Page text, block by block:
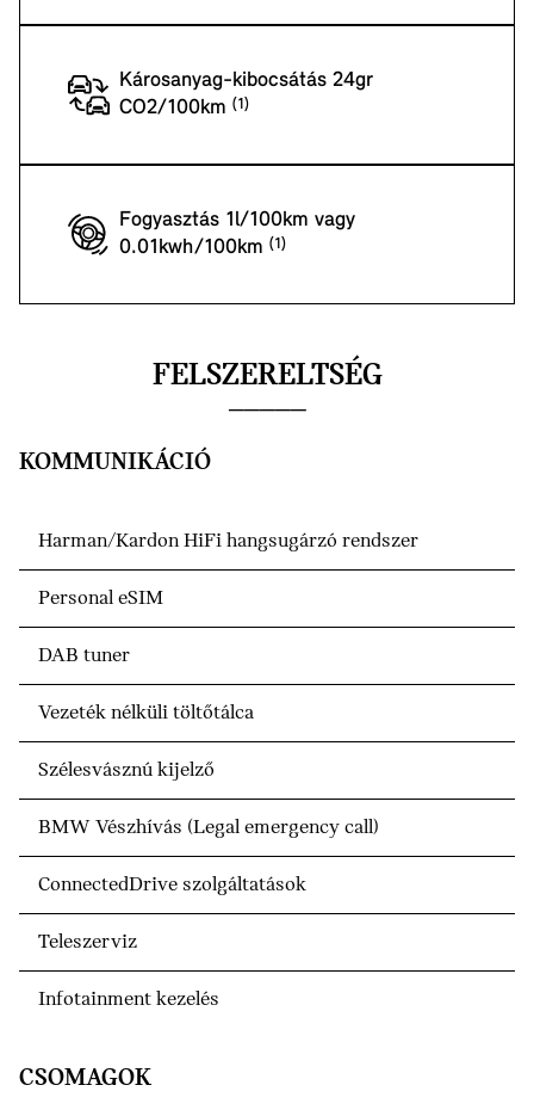
Károsanyag-kibocsátás 24gr
CO2/100km
Fogyasztás 1l/100km vagy
0.01kwh/100km
FELSZERELTSÉG
KOMMUNIKÁCIÓ
Harman/Kardon HiFi hangsugárzó rendszer
Personal eSIM
DAB tuner
Vezeték nélküli töltőtálca
Szélesvásznú kijelző
BMW Vészhívás (Legal emergency call)
ConnectedDrive szolgáltatások
Teleszerviz
Infotainment kezelés
CSOMAGOK